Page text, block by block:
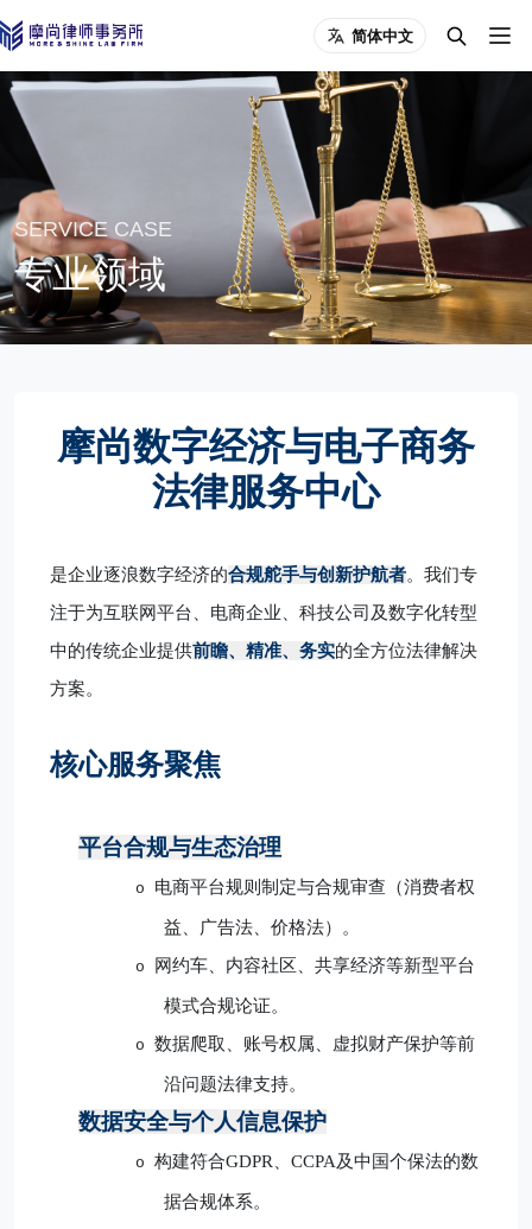
简体中文
SERVICE CASE
专业领域
摩尚数字经济与电子商务
法律服务中心
是企业逐浪数字经济的合规舵手与创新护航者。我们专
注于为互联网平台、电商企业、科技公司及数字化转型
中的传统企业提供前瞻、精准、务实的全方位法律解决
方案。
核心服务聚焦
平台合规与生态治理
o 电商平台规则制定与合规审查（消费者权
益、广告法、价格法）。
o 网约车、内容社区、共享经济等新型平台
模式合规论证。
o 数据爬取、账号权属、虚拟财产保护等前
沿问题法律支持。
数据安全与个人信息保护
o 构建符合GDPR、CCPA及中国个保法的数
据合规体系。